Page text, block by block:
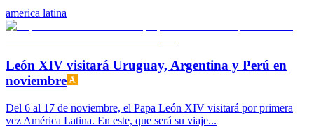
america latina
León XIV visitará Uruguay, Argentina y Perú en
noviembre
Del 6 al 17 de noviembre, el Papa León XIV visitará por primera
vez América Latina. En este, que será su viaje...